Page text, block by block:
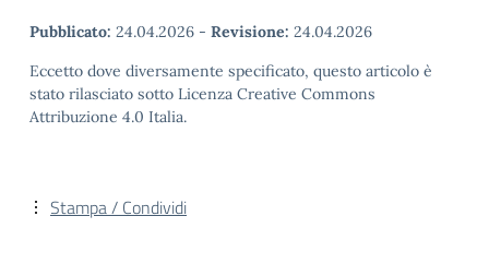
Pubblicato: 24.04.2026 - Revisione: 24.04.2026
Eccetto dove diversamente specificato, questo articolo è
stato rilasciato sotto Licenza Creative Commons
Attribuzione 4.0 Italia.
Stampa / Condividi